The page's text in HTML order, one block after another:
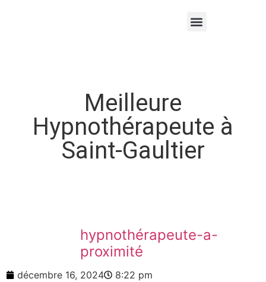
Meilleure
Hypnothérapeute à
Saint-Gaultier
hypnothérapeute-a-
proximité
décembre 16, 2024 8:22 pm